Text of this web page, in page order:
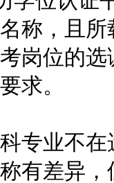
称，且
岗位的
求。
业不在
有差异